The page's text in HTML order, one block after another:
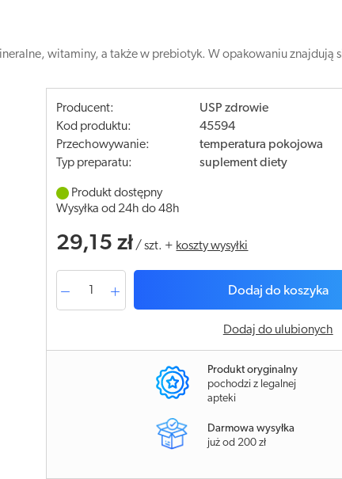
witaminy, a także w prebiotyk. W opakowaniu znajdują
Producent:
USP zdrowie
Kod produktu:
45594
Przechowywanie:
temperatura pokojowa
Typ preparatu:
suplement diety
Produkt dostępny
Wysyłka od 24h do 48h
29,15 zł /szt. + koszty wysyłki
Dodaj do koszyka
Dodaj do ulubionych
Produkt oryginalny
pochodzi z legalnej
apteki
Darmowa wysyłka
już od 200 zł